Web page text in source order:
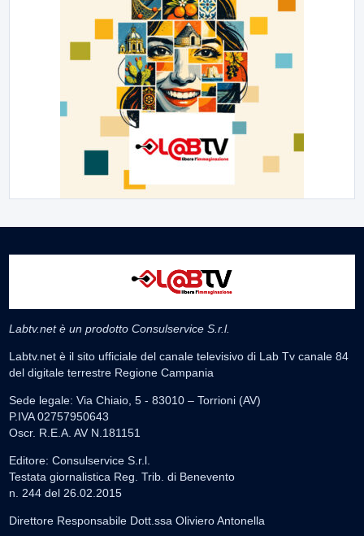
Labtv.net è un prodotto Consulservice S.r.l.
Labtv.net è il sito ufficiale del canale televisivo di Lab Tv canale 84
del digitale terrestre Regione Campania
Sede legale: Via Chiaio, 5 - 83010 – Torrioni (AV)
P.IVA 02757950643
Oscr. R.E.A. AV N.181151
Editore: Consulservice S.r.l.
Testata giornalistica Reg. Trib. di Benevento
n. 244 del 26.02.2015
Direttore Responsabile Dott.ssa Oliviero Antonella